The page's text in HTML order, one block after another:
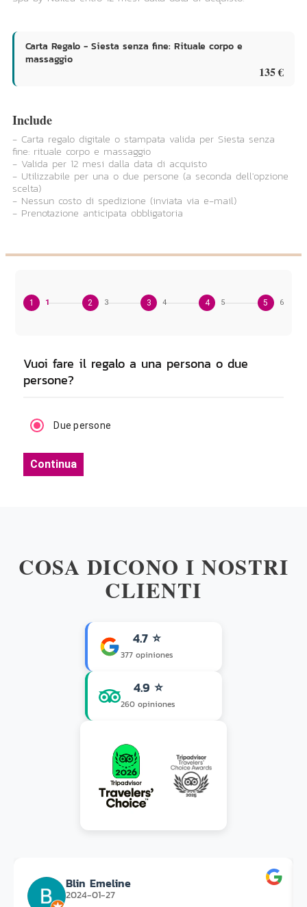
Carta Regalo - Siesta senza fine: Rituale corpo e
massaggio
135 €
Include
- Carta regalo digitale o stampata valida per Siesta senza
fine: rituale corpo e massaggio
- Valida per 12 mesi dalla data di acquisto
- Utilizzabile per una o due persone (a seconda dell'opzione
scelta)
- Nessun costo di spedizione (inviata via e-mail)
- Prenotazione anticipata obbligatoria
1 1 2 3 3 4 4 5 5 6
Vuoi fare il regalo a una persona o due
persone?
Due persone
Continua
COSA DICONO I NOSTRI
CLIENTI
4.7 ⭐
377 opiniones
4.9 ⭐
260 opiniones
Blin Emeline
2024-01-27